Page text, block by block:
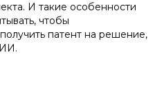
И такие особенности
чтобы
патент на решение,